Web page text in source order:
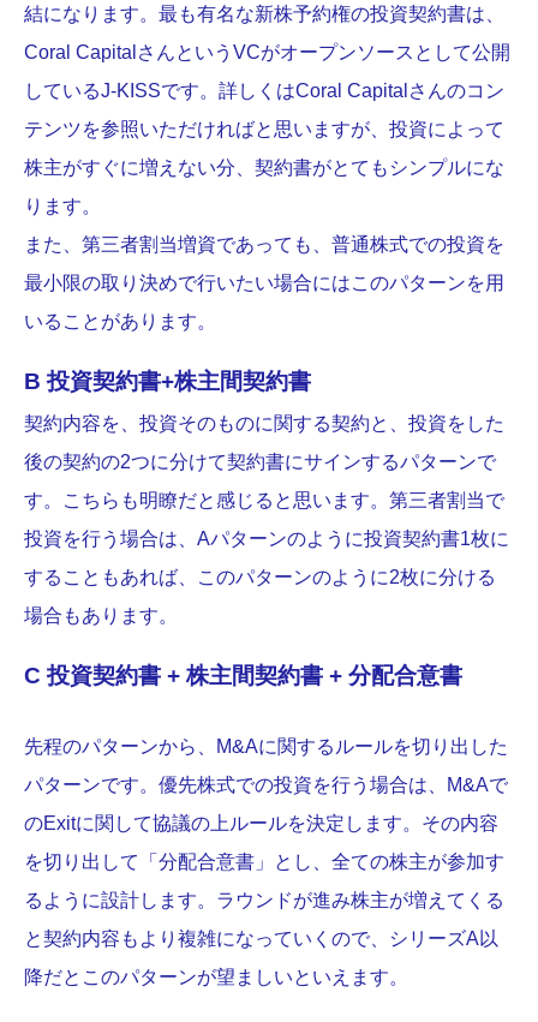
結になります。最も有名な新株予約権の投資契約書は、
Coral CapitalさんというVCがオープンソースとして公開
しているJ-KISSです。詳しくはCoral Capitalさんのコン
テンツを参照いただければと思いますが、投資によって
株主がすぐに増えない分、契約書がとてもシンプルにな
ります。
また、第三者割当増資であっても、普通株式での投資を
最小限の取り決めで行いたい場合にはこのパターンを用
いることがあります。
B 投資契約書+株主間契約書
契約内容を、投資そのものに関する契約と、投資をした
後の契約の2つに分けて契約書にサインするパターンで
す。こちらも明瞭だと感じると思います。第三者割当で
投資を行う場合は、Aパターンのように投資契約書1枚に
することもあれば、このパターンのように2枚に分ける
場合もあります。
C 投資契約書 + 株主間契約書 + 分配合意書
先程のパターンから、M&Aに関するルールを切り出した
パターンです。優先株式での投資を行う場合は、M&Aで
のExitに関して協議の上ルールを決定します。その内容
を切り出して「分配合意書」とし、全ての株主が参加す
るように設計します。ラウンドが進み株主が増えてくる
と契約内容もより複雑になっていくので、シリーズA以
降だとこのパターンが望ましいといえます。